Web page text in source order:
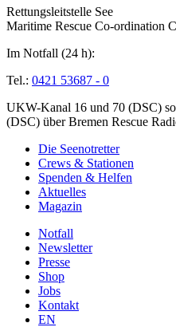
Rettungsleitstelle See
Maritime Rescue Co-ordination
Im Notfall (24 h):
Tel.: 0421 53687 - 0
UKW-Kanal 16 und 70 (DSC)
(DSC) über Bremen Rescue
Die Seenotretter
Crews & Stationen
Spenden & Helfen
Aktuelles
Magazin
Notfall
Newsletter
Presse
Shop
Jobs
Kontakt
EN